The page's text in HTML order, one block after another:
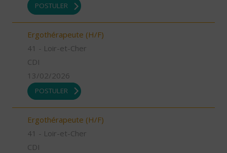
POSTULER
Ergothérapeute (H/F)
41 - Loir-et-Cher
CDI
13/02/2026
POSTULER
Ergothérapeute (H/F)
41 - Loir-et-Cher
CDI